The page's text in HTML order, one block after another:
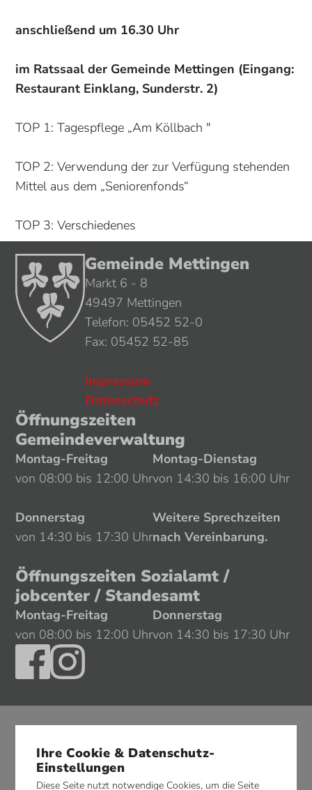
anschließend um 16.30 Uhr
im Ratssaal der Gemeinde Mettingen (Eingang:
Restaurant Einklang, Sunderstr. 2)
TOP 1: Tagespflege „Am Köllbach "
TOP 2: Verwendung der zur Verfügung stehenden
Mittel aus dem „Seniorenfonds“
TOP 3: Verschiedenes
Gemeinde Mettingen
Markt 6 - 8
49497 Mettingen
Telefon: 05452 52-0
Fax: 05452 52-85
Impressum
Datenschutz
Öffnungszeiten
Gemeindeverwaltung
Montag-Freitag
von 08:00 bis 12:00 Uhr
Montag-Dienstag
von 14:30 bis 16:00 Uhr
Donnerstag
von 14:30 bis 17:30 Uhr
Weitere Sprechzeiten
nach Vereinbarung.
Öffnungszeiten Sozialamt /
jobcenter / Standesamt
Montag-Freitag
von 08:00 bis 12:00 Uhr
Donnerstag
von 14:30 bis 17:30 Uhr
Ihre Cookie & Datenschutz-
Einstellungen
Diese Seite nutzt notwendige Cookies, um die Seite